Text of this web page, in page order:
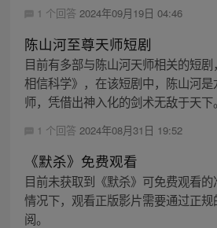
1 个回答 2024年09月19日 04:46
陈山河至尊天师短剧
目前有多部与陈山河天师相关的短
相信科学》，在该短剧中，陈山河
师，凭借出神入化的剑术无敌于天下。
1 个回答 2024年08月31日 19:52
《默杀》免费观看
目前未获取到《默杀》可免费观看
情况下，观看正版影片需要通过正
阅。